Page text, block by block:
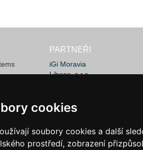
cookies
soubory cookies a další
prostředí, zobrazení
cookies
soubory cookies a další
prostředí, zobrazení
PARTNEŘI
iGi Moravia
Libeos, s.r.o.